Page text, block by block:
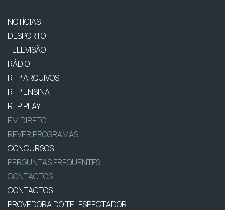
NOTÍCIAS
DESPORTO
TELEVISÃO
RÁDIO
RTP ARQUIVOS
RTP ENSINA
RTP PLAY
EM DIRETO
REVER PROGRAMAS
CONCURSOS
PERGUNTAS FREQUENTES
CONTACTOS
CONTACTOS
PROVEDORA DO TELESPECTADOR